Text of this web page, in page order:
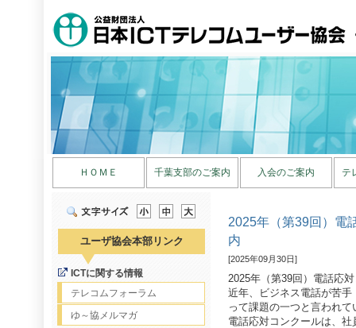
ＨＯＭＥ 千葉支部のご案内 入会のご案内 テ
ユーザ協会本部リンク
ICTに関する情報
テレコムフォーラム
ゆ～協メルマガ
2025年（第39回）電
内
[2025年09月30日]
2025年（第39回）電話応
近年、ビジネス電話が苦
って課題の一つと言われて
電話応対コンクールは、